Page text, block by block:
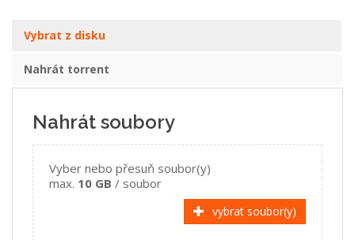
Vybrat z disku
Nahrát torrent
Nahrát soubory
Vyber nebo přesuň soubor(y)
max. 10 GB / soubor
vybrat soubor(y)